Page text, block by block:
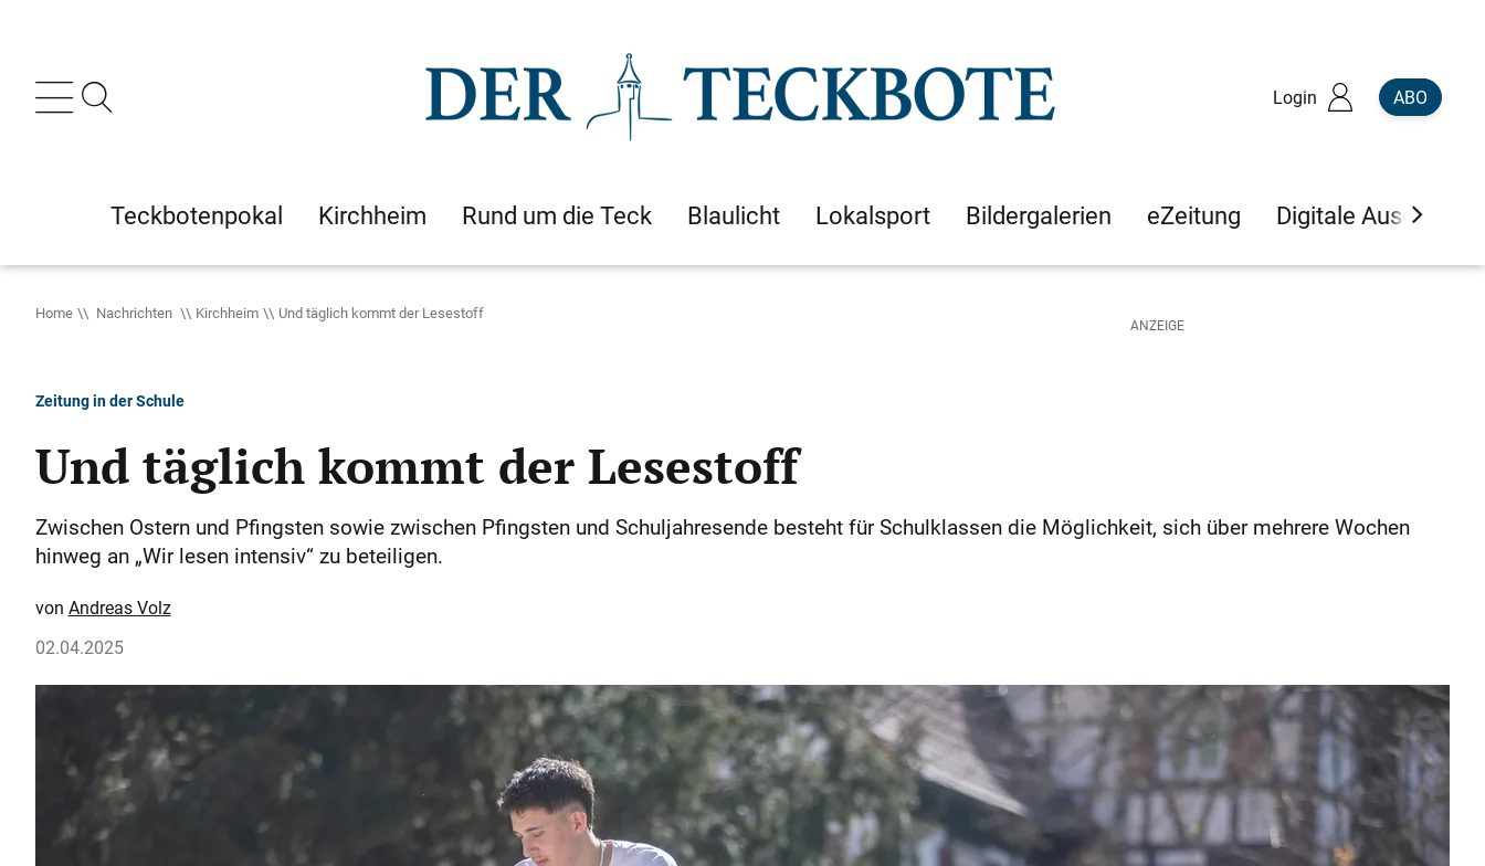
Login ABO
Teckbotenpokal Kirchheim Rund um die Teck Blaulicht Lokalsport Bildergalerien eZeitung Digitale Ausgaben
Home Nachrichten Kirchheim Und täglich kommt der Lesestoff
Zeitung in der Schule
Und täglich kommt der Lesestoff
Zwischen Ostern und Pfingsten sowie zwischen Pfingsten und Schuljahresende besteht für Schulklassen die Möglichkeit, sich über mehrere Wochen
hinweg an „Wir lesen intensiv“ zu beteiligen.
Andreas Volz
02.04.2025